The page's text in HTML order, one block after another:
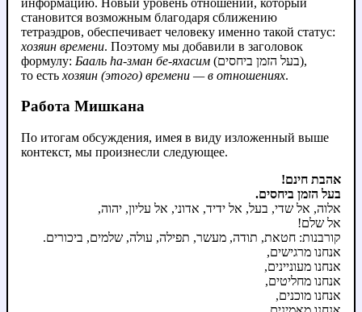
становится возможным благодаря сближению
тетраэдров, обеспечивает человеку именно такой статус:
хозяин времени. Поэтому мы добавили в заголовок
формулу: Бааль hа‑зман бе‑яхасим (בעל הזמן ביחסים),
то есть хозяин (этого) времени — в отношениях.
Работа Мишкана
По итогам обсуждения, имея в виду изложенный выше
контекст, мы произнесли следующее.
אהבת חינם!
בעל הזמן ביחסים.
אלוה, אל שדי, בעל, אל ידיד, אדוני, אל עליון, יהוה,
אל שלם!
קורבנות: חטאת, תודה, מעשר, תפילה, עולה, שלמים, ביכורים.
אנחנו מרגישים,
אנחנו מעוניינים,
אנחנו מחליטים,
אנחנו מוכנים,